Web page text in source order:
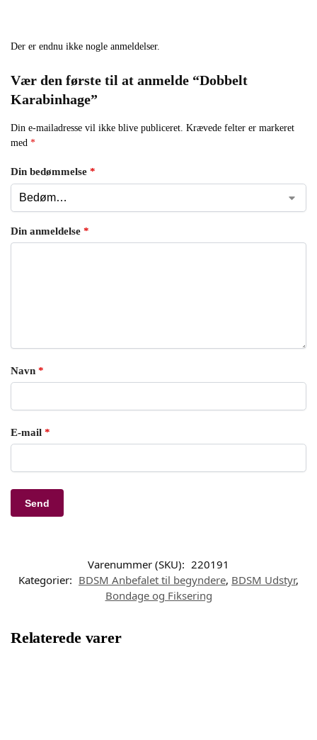
Der er endnu ikke nogle anmeldelser.
Vær den første til at anmelde “Dobbelt
Karabinhage”
Din e-mailadresse vil ikke blive publiceret. Krævede felter er markeret
med *
Din bedømmelse *
Din anmeldelse *
Navn *
E-mail *
Varenummer (SKU): 220191
Kategorier: BDSM Anbefalet til begyndere, BDSM Udstyr,
Bondage og Fiksering
Relaterede varer